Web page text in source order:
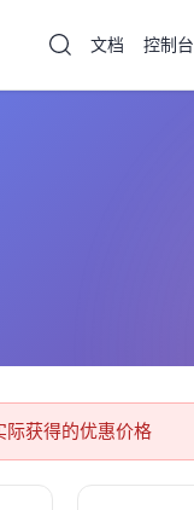
文档 控制台
际获得的优惠价格